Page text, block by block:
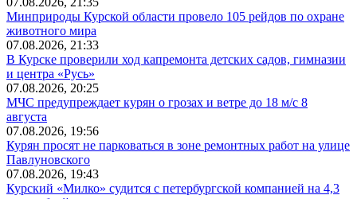
Минприроды Курской области провело 105 рейдов по охране
животного мира
07.08.2026, 21:33
В Курске проверили ход капремонта детских садов, гимназии
и центра «Русь»
07.08.2026, 20:25
МЧС предупреждает курян о грозах и ветре до 18 м/с 8
августа
07.08.2026, 19:56
Курян просят не парковаться в зоне ремонтных работ на улице
Павлуновского
07.08.2026, 19:43
Курский «Милко» судится с петербургской компанией на 4,3